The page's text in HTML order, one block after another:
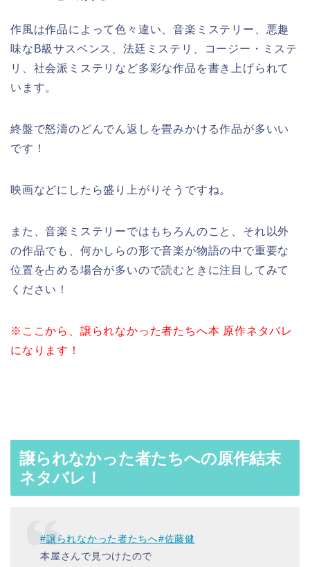
作風は作品によって色々違い、音楽ミステリー、悪趣
味なB級サスペンス、法廷ミステリ、コージー・ミステ
リ、社会派ミステリなど多彩な作品を書き上げられて
います。
終盤で怒濤のどんでん返しを畳みかける作品が多いい
です！
映画などにしたら盛り上がりそうですね。
また、音楽ミステリーではもちろんのこと、それ以外
の作品でも、何かしらの形で音楽が物語の中で重要な
位置を占める場合が多いので読むときに注目してみて
ください！
※ここから、譲られなかった者たちへ本 原作ネタバレ
になります！
譲られなかった者たちへの原作結末
ネタバレ！
#譲られなかった者たちへ#佐藤健
本屋さんで見つけたので